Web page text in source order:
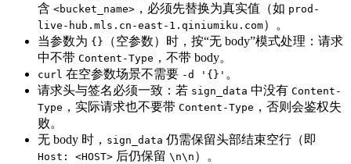
含 <bucket_name> ，必须先替换为真实值（如 prod-
live-hub.mls.cn-east-1.qiniumiku.com）。
当参数为 {}
（空参数）时，按“无 body”模式处理：请求
中不带 Content-Type ，不带 body。
curl 在空参数场景不需要 -d '{}' 。
请求头与签名必须一致：若 sign_data 中没有 Content-
Type ，实际请求也不要带 Content-Type ，否则会鉴权失
败。
无 body 时， sign_data 仍需保留头部结束空行（即
Host: <HOST> 后仍保留 \n\n ）。